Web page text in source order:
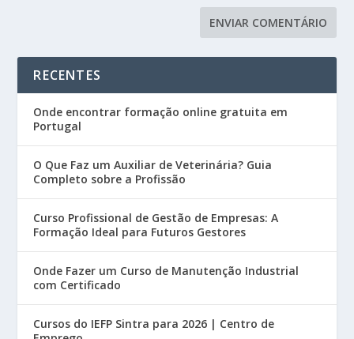
RECENTES
Onde encontrar formação online gratuita em
Portugal
O Que Faz um Auxiliar de Veterinária? Guia
Completo sobre a Profissão
Curso Profissional de Gestão de Empresas: A
Formação Ideal para Futuros Gestores
Onde Fazer um Curso de Manutenção Industrial
com Certificado
Cursos do IEFP Sintra para 2026 | Centro de